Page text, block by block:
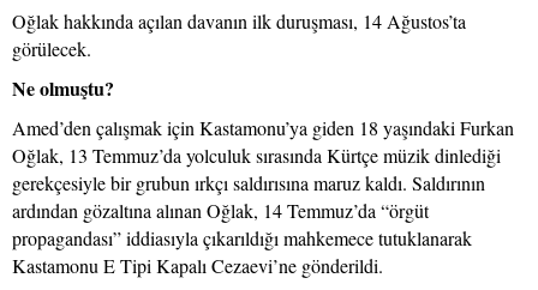
Oğlak hakkında açılan davanın ilk duruşması, 14 Ağustos’ta
görülecek.
Ne olmuştu?
Amed’den çalışmak için Kastamonu’ya giden 18 yaşındaki Furkan
Oğlak, 13 Temmuz’da yolculuk sırasında Kürtçe müzik dinlediği
gerekçesiyle bir grubun ırkçı saldırısına maruz kaldı. Saldırının
ardından gözaltına alınan Oğlak, 14 Temmuz’da “örgüt
propagandası” iddiasıyla çıkarıldığı mahkemece tutuklanarak
Kastamonu E Tipi Kapalı Cezaevi’ne gönderildi.